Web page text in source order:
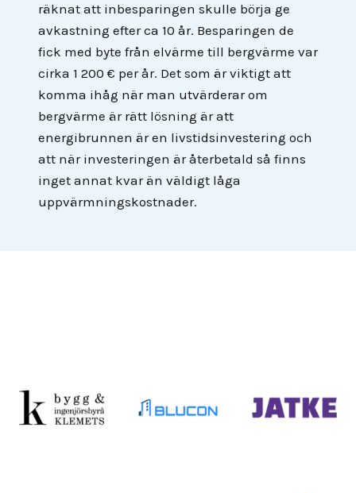
räknat att inbesparingen skulle börja ge
avkastning efter ca 10 år. Besparingen de
fick med byte från elvärme till bergvärme var
cirka 1 200 € per år. Det som är viktigt att
komma ihåg när man utvärderar om
bergvärme är rätt lösning är att
energibrunnen är en livstidsinvestering och
att när investeringen är återbetald så finns
inget annat kvar än väldigt låga
uppvärmningskostnader.